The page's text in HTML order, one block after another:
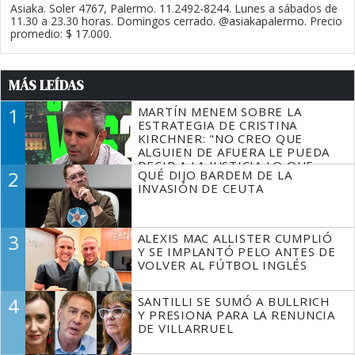
Asiaka. Soler 4767, Palermo. 11.2492-8244. Lunes a sábados de
11.30 a 23.30 horas. Domingos cerrado. @asiakapalermo. Precio
promedio: $ 17.000.
MÁS LEÍDAS
1
MARTÍN MENEM SOBRE LA
ESTRATEGIA DE CRISTINA
KIRCHNER: "NO CREO QUE
ALGUIEN DE AFUERA LE PUEDA
DECIR A LA JUSTICIA LO QUE
TIENE QUE HACER"
2
QUÉ DIJO BARDEM DE LA
INVASIÓN DE CEUTA
3
ALEXIS MAC ALLISTER CUMPLIÓ
Y SE IMPLANTÓ PELO ANTES DE
VOLVER AL FÚTBOL INGLÉS
4
SANTILLI SE SUMÓ A BULLRICH
Y PRESIONA PARA LA RENUNCIA
DE VILLARRUEL